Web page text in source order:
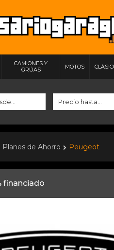
CAMIONES Y
GRÚAS
MOTOS
Planes de Ahorro Peugeot
financiado